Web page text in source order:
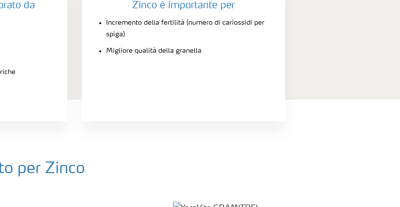
da Zinco è importante per
Incremento della fertilità (numero di cariossidi per
spiga)
Migliore qualità della granella
per Zinco